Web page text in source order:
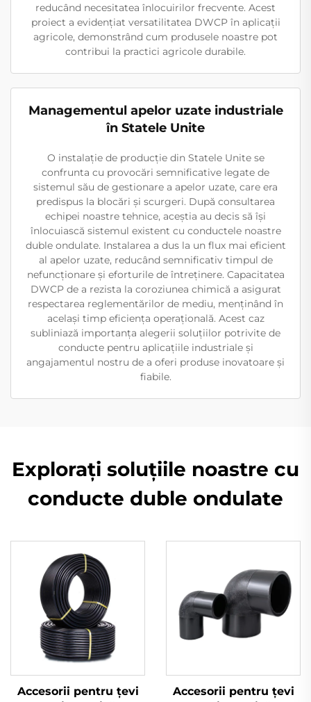
reducând necesitatea înlocuirilor frecvente. Acest
proiect a evidențiat versatilitatea DWCP în aplicații
agricole, demonstrând cum produsele noastre pot
contribui la practici agricole durabile.
Managementul apelor uzate industriale
în Statele Unite
O instalație de producție din Statele Unite se
confrunta cu provocări semnificative legate de
sistemul său de gestionare a apelor uzate, care era
predispus la blocări și scurgeri. După consultarea
echipei noastre tehnice, aceștia au decis să își
înlocuiască sistemul existent cu conductele noastre
duble ondulate. Instalarea a dus la un flux mai eficient
al apelor uzate, reducând semnificativ timpul de
nefuncționare și eforturile de întreținere. Capacitatea
DWCP de a rezista la coroziunea chimică a asigurat
respectarea reglementărilor de mediu, menținând în
același timp eficiența operațională. Acest caz
subliniază importanța alegerii soluțiilor potrivite de
conducte pentru aplicațiile industriale și
angajamentul nostru de a oferi produse inovatoare și
fiabile.
Explorați soluțiile noastre cu
conducte duble ondulate
Accesorii pentru țevi
Accesorii pentru țevi